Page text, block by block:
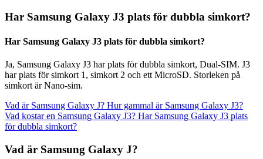
Har Samsung Galaxy J3 plats för dubbla simkort?
Har Samsung Galaxy J3 plats för dubbla simkort?
Ja, Samsung Galaxy J3 har plats för dubbla simkort, Dual-SIM. J3
har plats för simkort 1, simkort 2 och ett MicroSD. Storleken på
simkort är Nano-sim.
Vad är Samsung Galaxy J? Hur gammal är Samsung Galaxy J3?
Vad kostar en Samsung Galaxy J3? Har Samsung Galaxy J3 plats
för dubbla simkort?
Vad är Samsung Galaxy J?